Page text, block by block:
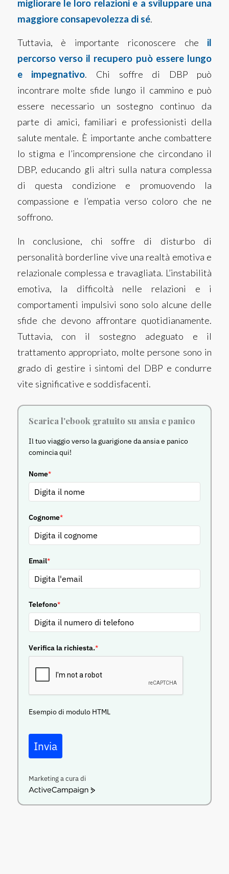
migliorare le loro relazioni e a sviluppare una
maggiore consapevolezza di sé.
Tuttavia, è importante riconoscere che il
percorso verso il recupero può essere lungo
e impegnativo. Chi soffre di DBP può
incontrare molte sfide lungo il cammino e può
essere necessario un sostegno continuo da
parte di amici, familiari e professionisti della
salute mentale. È importante anche combattere
lo stigma e l’incomprensione che circondano il
DBP, educando gli altri sulla natura complessa
di questa condizione e promuovendo la
compassione e l’empatia verso coloro che ne
soffrono.
In conclusione, chi soffre di disturbo di
personalità borderline vive una realtà emotiva e
relazionale complessa e travagliata. L’instabilità
emotiva, la difficoltà nelle relazioni e i
comportamenti impulsivi sono solo alcune delle
sfide che devono affrontare quotidianamente.
Tuttavia, con il sostegno adeguato e il
trattamento appropriato, molte persone sono in
grado di gestire i sintomi del DBP e condurre
vite significative e soddisfacenti.
Scarica l'ebook gratuito su ansia e panico
Il tuo viaggio verso la guarigione da ansia e panico
comincia qui!
Nome*
Cognome*
Email*
Telefono*
Verifica la richiesta.*
Esempio di modulo HTML
Invia
Marketing a cura di
ActiveCampaign